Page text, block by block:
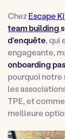
ChezEscape
team building
d’enquête, qui
engageante,
onboarding
pourquoi notre
les
TPE, et
meilleure